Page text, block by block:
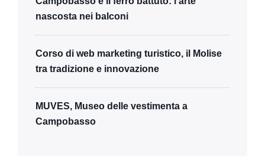
nascosta nei balconi
Corso di web marketing turistico, il Molise
tra tradizione e innovazione
MUVES, Museo delle vestimenta a
Campobasso